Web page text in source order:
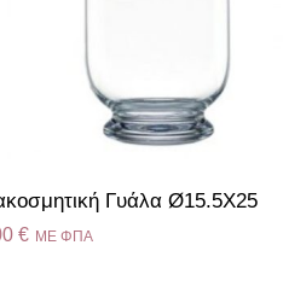
Γυάλα Ø15.5X25
€ ME ΦΠΑ